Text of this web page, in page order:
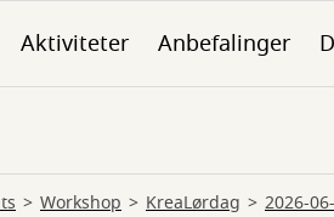
Aktiviteter Anbefalinger
Workshop KreaLørdag 2026-